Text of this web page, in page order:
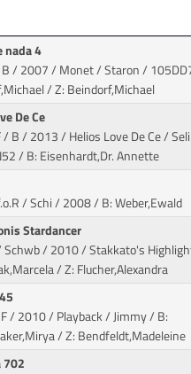
nada 4
/ 2007 / Monet / Staron/
/ Z: Beindorf,Michael
De Ce
/ B / 2013 / Helios Love De Ce /
/ B: Eisenhardt,Dr. Annette
/ Schi / 2008/ B: Weber,Ewald
Stardancer
Schwb / 2010 / Stakkato's
/ Z: Flucher,Alexandra
/ 2010 / Playback / Jimmy/ B:
/ Z: Bendfeldt,Madeleine
702